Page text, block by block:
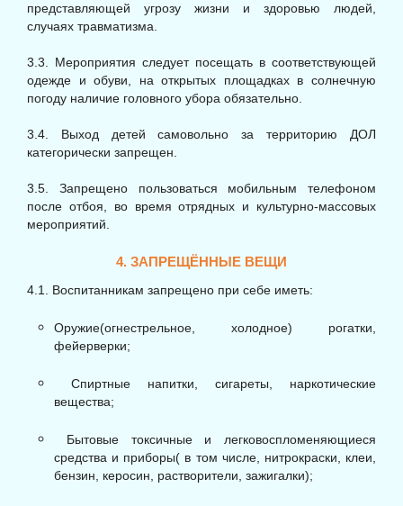
представляющей угрозу жизни и здоровью людей,
случаях травматизма.
3.3. Мероприятия следует посещать в соответствующей
одежде и обуви, на открытых площадках в солнечную
погоду наличие головного убора обязательно.
3.4. Выход детей самовольно за территорию ДОЛ
категорически запрещен.
3.5. Запрещено пользоваться мобильным телефоном
после отбоя, во время отрядных и культурно-массовых
мероприятий.
4. ЗАПРЕЩЁННЫЕ ВЕЩИ
4.1. Воспитанникам запрещено при себе иметь:
Оружие(огнестрельное, холодное) рогатки,
фейерверки;
Спиртные напитки, сигареты, наркотические
вещества;
Бытовые токсичные и легковоспломеняющиеся
средства и приборы( в том числе, нитрокраски, клеи,
бензин, керосин, растворители, зажигалки);